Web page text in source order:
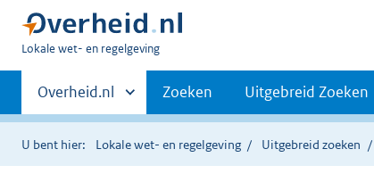
U
hier:
Lokale wet- en regelgeving
Primaire
navigatie
Andere
sites
binnen
Overheid.nl Zoeken Uitgebreid Zoeken
U bent hier: Lokale wet- en regelgeving Uitgebreid zoeken